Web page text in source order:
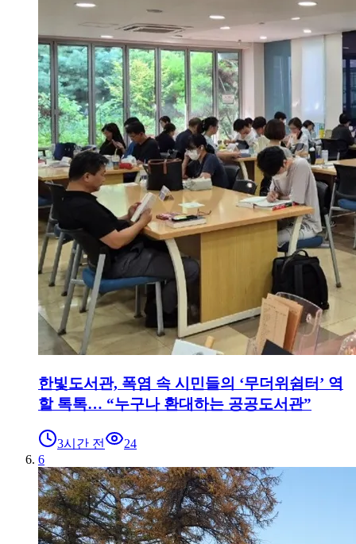
한빛도서관, 폭염 속 시민들의 ‘무더위쉼터’ 역
할 톡톡… “누구나 환대하는 공공도서관”
3시간 전
24
6